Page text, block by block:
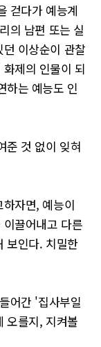
걷다가 예능계
의 남편 또는 실
이상순이 관찰
제의 인물이 되
하는 예능도 인
준 것 없이 잊혀
자면, 예능이
끌어내고 다른
보인다. 치밀한
어간 '집사부일
오를지, 지켜볼